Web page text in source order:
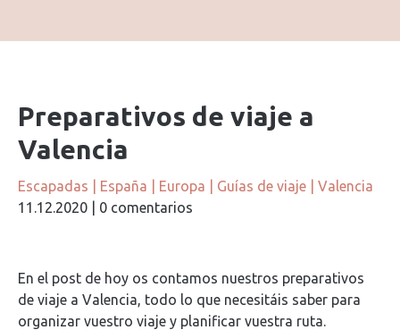
Preparativos de viaje a
Valencia
Escapadas España Europa Guías de viaje
Valencia
11.12.2020
0 comentarios
En el post de hoy os contamos nuestros preparativos
de viaje a Valencia, todo lo que necesitáis saber para
organizar vuestro viaje y planificar vuestra ruta.